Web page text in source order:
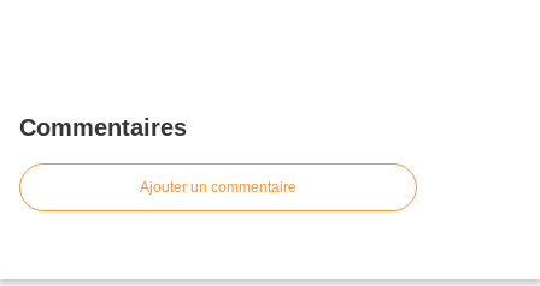
Commentaires
Ajouter un commentaire